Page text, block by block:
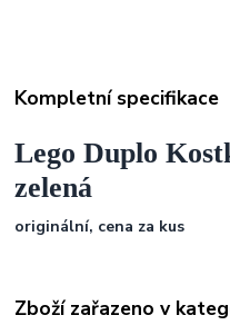
Kompletní specifikace
Lego Duplo
zelená
originální, cena za kus
Zboží zařazeno v